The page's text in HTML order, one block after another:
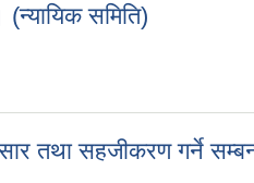
(न्यायिक समिति)
तथा सहजीकरण गर्ने